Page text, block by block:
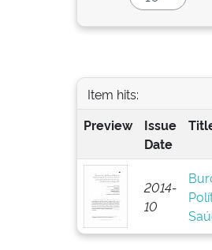
Item hits:
Preview
Issue
Date
2014-
10